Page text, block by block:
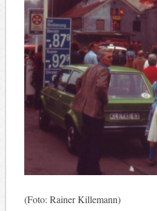
(Foto: Rainer Killemann)